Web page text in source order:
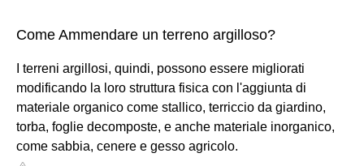
Come Ammendare un terreno argilloso?
I terreni argillosi, quindi, possono essere migliorati
modificando la loro struttura fisica con l'aggiunta di
materiale organico come stallico, terriccio da giardino,
torba, foglie decomposte, e anche materiale inorganico,
come sabbia, cenere e gesso agricolo.